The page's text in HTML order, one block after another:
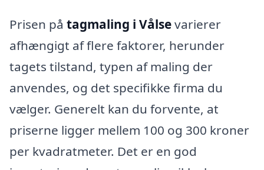
Prisen på tagmaling i Vålsevarierer
afhængigt af flere faktorer, herunder
tagets tilstand, typen af maling der
anvendes, og det specifikke firma du
vælger. Generelt kan du forvente, at
priserne ligger mellem 100 og 300 kroner
per kvadratmeter. Det er en god